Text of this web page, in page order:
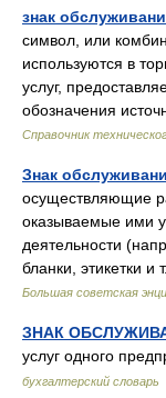
знак
символ, или
используются в
услуг,
обозначения
Справочник
Знак
осуществляющие
оказываемые ими
деятельности
бланки, этикетки
Большая советская
ЗНАК
услуг одного
бухгалтерский словарь